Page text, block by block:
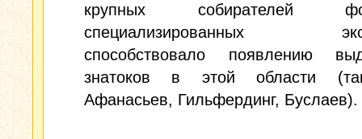
крупных собирателей
специализированных
способствовало появлению
знатоков в этой области
Афанасьев, Гильфердинг, Буслаев).